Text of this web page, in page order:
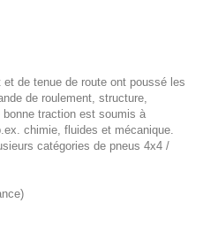
de tenue de route ont poussé les
de roulement, structure,
bonne traction est soumis à
chimie, fluides et mécanique.
catégories de pneus 4x4 /